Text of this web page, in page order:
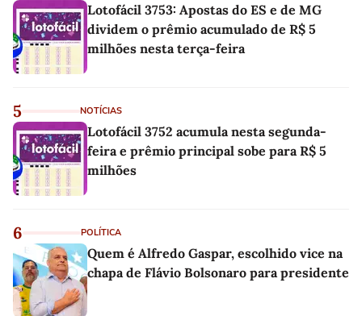
Lotofácil 3753: Apostas do ES e de MG
dividem o prêmio acumulado de R$ 5
milhões nesta terça-feira
5 NOTÍCIAS
Lotofácil 3752 acumula nesta segunda-
feira e prêmio principal sobe para R$ 5
milhões
6 POLÍTICA
Quem é Alfredo Gaspar, escolhido vice na
chapa de Flávio Bolsonaro para presidente